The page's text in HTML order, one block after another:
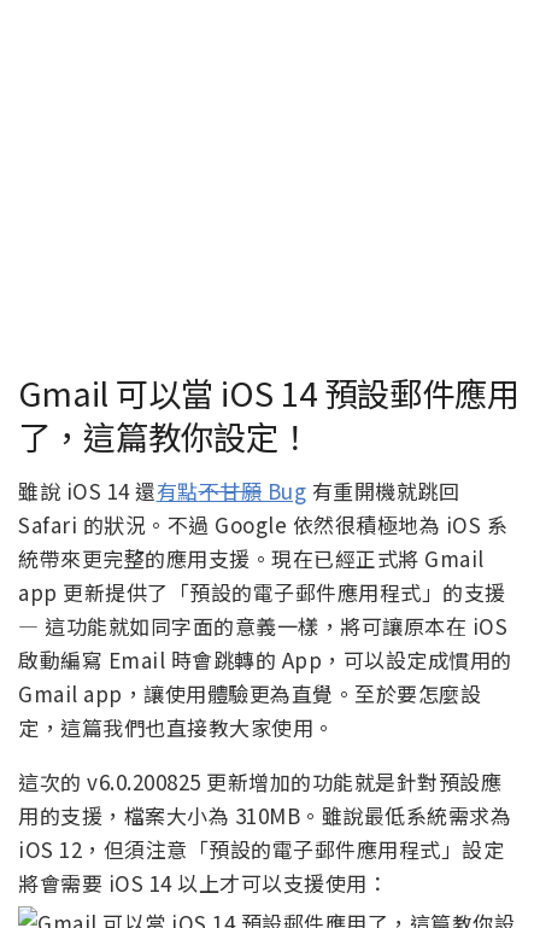
Gmail 可以當 iOS 14 預設郵件應用
了，這篇教你設定！
雖說 iOS 14 還有點不甘願 Bug 有重開機就跳回
Safari 的狀況。不過 Google 依然很積極地為 iOS 系
統帶來更完整的應用支援。現在已經正式將 Gmail
app 更新提供了「預設的電子郵件應用程式」的支援
— 這功能就如同字面的意義一樣，將可讓原本在 iOS
啟動編寫 Email 時會跳轉的 App，可以設定成慣用的
Gmail app，讓使用體驗更為直覺。至於要怎麼設
定，這篇我們也直接教大家使用。
這次的 v6.0.200825 更新增加的功能就是針對預設應
用的支援，檔案大小為 310MB。雖說最低系統需求為
iOS 12，但須注意「預設的電子郵件應用程式」設定
將會需要 iOS 14 以上才可以支援使用：